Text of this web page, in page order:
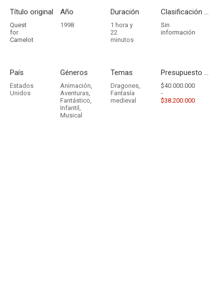
Título original
Quest
for
Camelot
Año
1998
Duración
1 hora y
22
minutos
Clasificación por edades
Sin
información
País
Estados
Unidos
Géneros
Animación,
Aventuras,
Fantástico,
Infantil ,
Musical
Temas
Dragones,
Fantasía
medieval
Presupuesto - Ingresos
$40.000.000
-
$38.200.000